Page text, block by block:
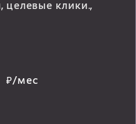
целевые клики.,
₽/мес